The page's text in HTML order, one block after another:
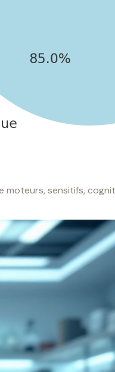
sensitifs,